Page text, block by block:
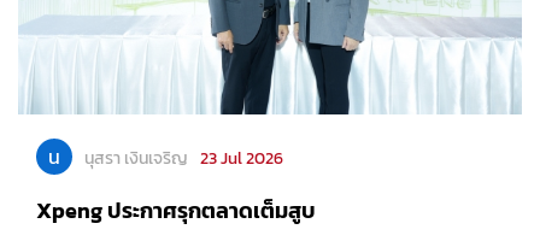
น นุสรา เงินเจริญ 23 Jul 2026
Xpeng ประกาศรุกตลาดเต็มสูบ